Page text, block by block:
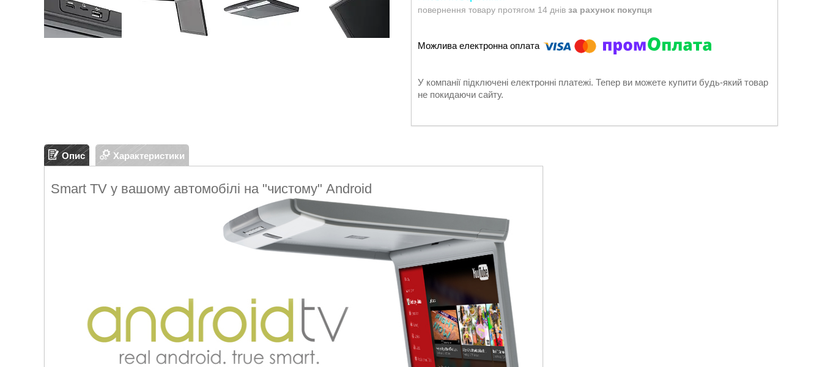
повернення товару протягом 14 днів за рахунок покупця
У компанії підключені електронні платежі. Тепер ви можете купити будь-який товар
не покидаючи сайту.
Опис Характеристики
Smart TV у вашому автомобілі на "чистому" Android